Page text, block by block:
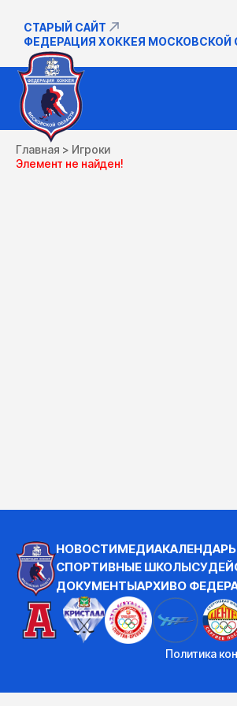
СТАРЫЙ САЙТ
ФЕДЕРАЦИЯ ХОККЕЯ МОСКОВСКОЙ
Главная > Игроки
Элемент не найден!
НОВОСТИМЕДИАКАЛЕНДАРЬ
СПОРТИВНЫЕ ШКОЛЫ
ДОКУМЕНТЫАРХИВО
Политика